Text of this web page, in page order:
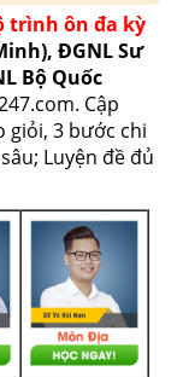
trình ôn đa kỳ
ĐGNL Sư
Bộ Quốc
Cập
giỏi, 3 bước chi
Luyện đề đủ